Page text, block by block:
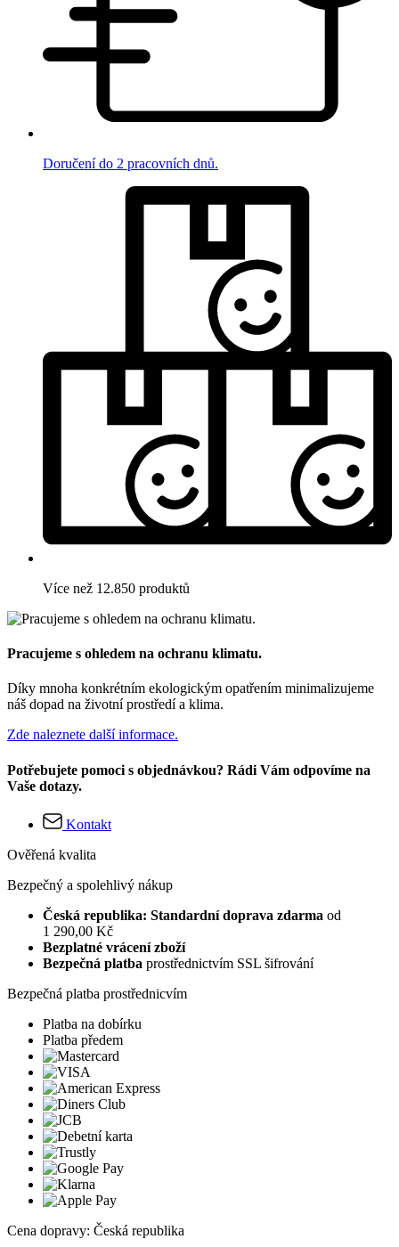
Doručení do 2 pracovních dnů.
Více než 12.850 produktů
Pracujeme s ohledem na ochranu klimatu.
Díky mnoha konkrétním ekologickým opatřením minimalizujeme
náš dopad na životní prostředí a klima.
Zde naleznete další informace.
Potřebujete pomoci s objednávkou? Rádi Vám odpovíme na
Vaše dotazy.
Kontakt
Ověřená kvalita
Bezpečný a spolehlivý nákup
Česká republika: Standardní doprava zdarma od
1 290,00 Kč
Bezplatné vrácení zboží
Bezpečná platba prostřednictvím SSL šifrování
Bezpečná platba prostřednicvím
Platba na dobírku
Platba předem
Cena dopravy: Česká republika